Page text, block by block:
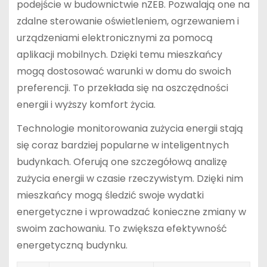
podejście w budownictwie nZEB. Pozwalają one na
zdalne sterowanie oświetleniem, ogrzewaniem i
urządzeniami elektronicznymi za pomocą
aplikacji mobilnych. Dzięki temu mieszkańcy
mogą dostosować warunki w domu do swoich
preferencji. To przekłada się na oszczędności
energii i wyższy komfort życia.
Technologie monitorowania zużycia energii stają
się coraz bardziej popularne w inteligentnych
budynkach. Oferują one szczegółową analizę
zużycia energii w czasie rzeczywistym. Dzięki nim
mieszkańcy mogą śledzić swoje wydatki
energetyczne i wprowadzać konieczne zmiany w
swoim zachowaniu. To zwiększa efektywność
energetyczną budynku.